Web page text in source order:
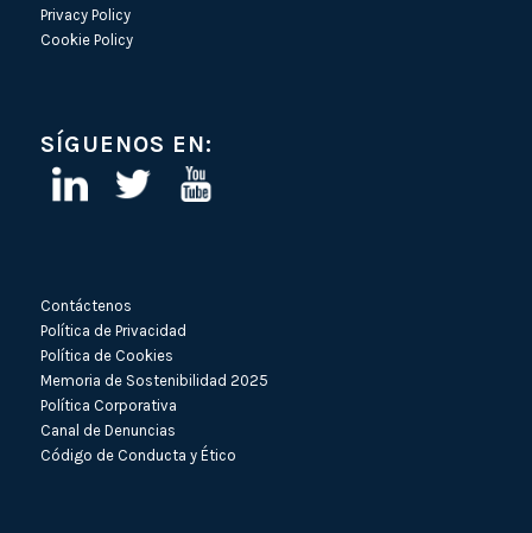
Privacy Policy
Cookie Policy
SÍGUENOS EN:
Contáctenos
Política de Privacidad
Política de Cookies
Memoria de Sostenibilidad 2025
Política Corporativa
Canal de Denuncias
Código de Conducta y Ético